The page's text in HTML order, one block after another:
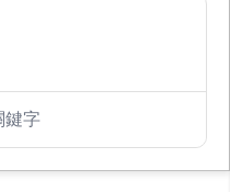
鍵字